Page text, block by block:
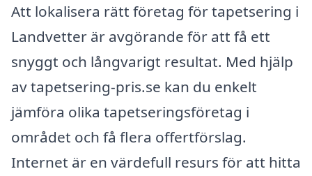
Att lokalisera rätt företag för tapetsering i
Landvetter är avgörande för att få ett
snyggt och långvarigt resultat. Med hjälp
av tapetsering-pris.se kan du enkelt
jämföra olika tapetseringsföretag i
området och få flera offertförslag.
Internet är en värdefull resurs för att hitta